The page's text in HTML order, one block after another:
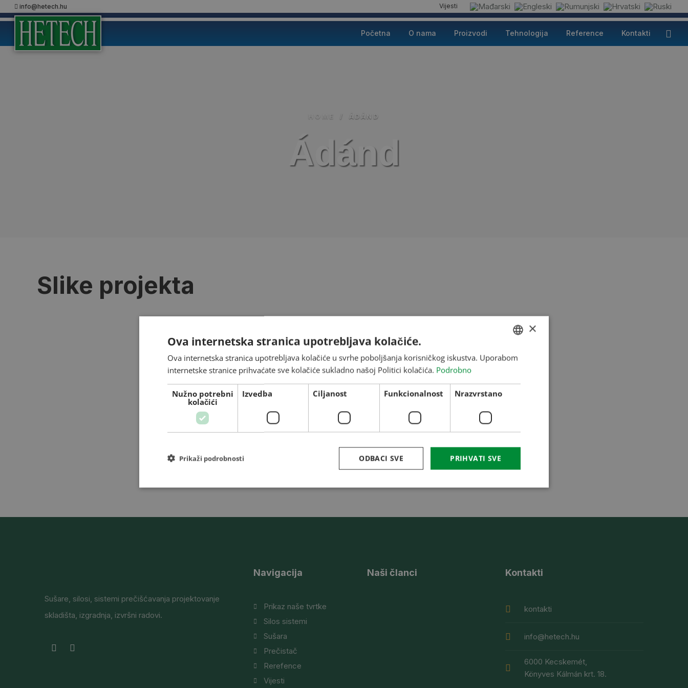
info@hetech.hu Vijesti
Početna O nama Proizvodi Tehnologija Reference Kontakti
HOME / ÁDÁND
Ádánd
Slike projekta
REFERENCE
Više projekata
Sušare, silosi, sistemi prečišćavanja projektovanje
skladišta, izgradnja, izvršni radovi.
Navigacija
Prikaz naše tvrtke
Silos sistemi
Sušara
Prečistač
Rerefence
Vijesti
Naši članci Kontakti
kontakti
info@hetech.hu
6000 Kecskemét,
Könyves Kálmán krt. 18.
HUNGARIAN
ROMANIAN
×
Ova internetska stranica upotrebljava kolačiće.
Ova internetska stranica upotrebljava kolačiće u svrhe poboljšanja korisničkog iskustva. Uporabom
internetske stranice prihvaćate sve kolačiće sukladno našoj Politici kolačića. Podrobno
Nužno potrebni
kolačići
Izvedba Ciljanost Funkcionalnost Nrazvrstano
PRIHVATI SVE
ODBACI SVE
Prikaži podrobnosti